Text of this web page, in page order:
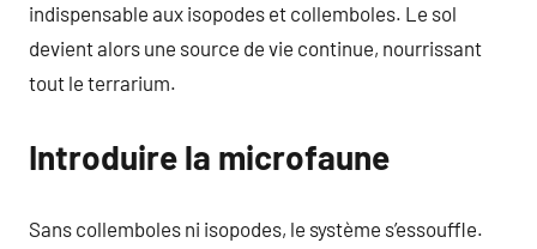
indispensable aux isopodes et collemboles. Le sol
devient alors une source de vie continue, nourrissant
tout le terrarium.
Introduire la microfaune
Sans collemboles ni isopodes, le système s’essouffle.